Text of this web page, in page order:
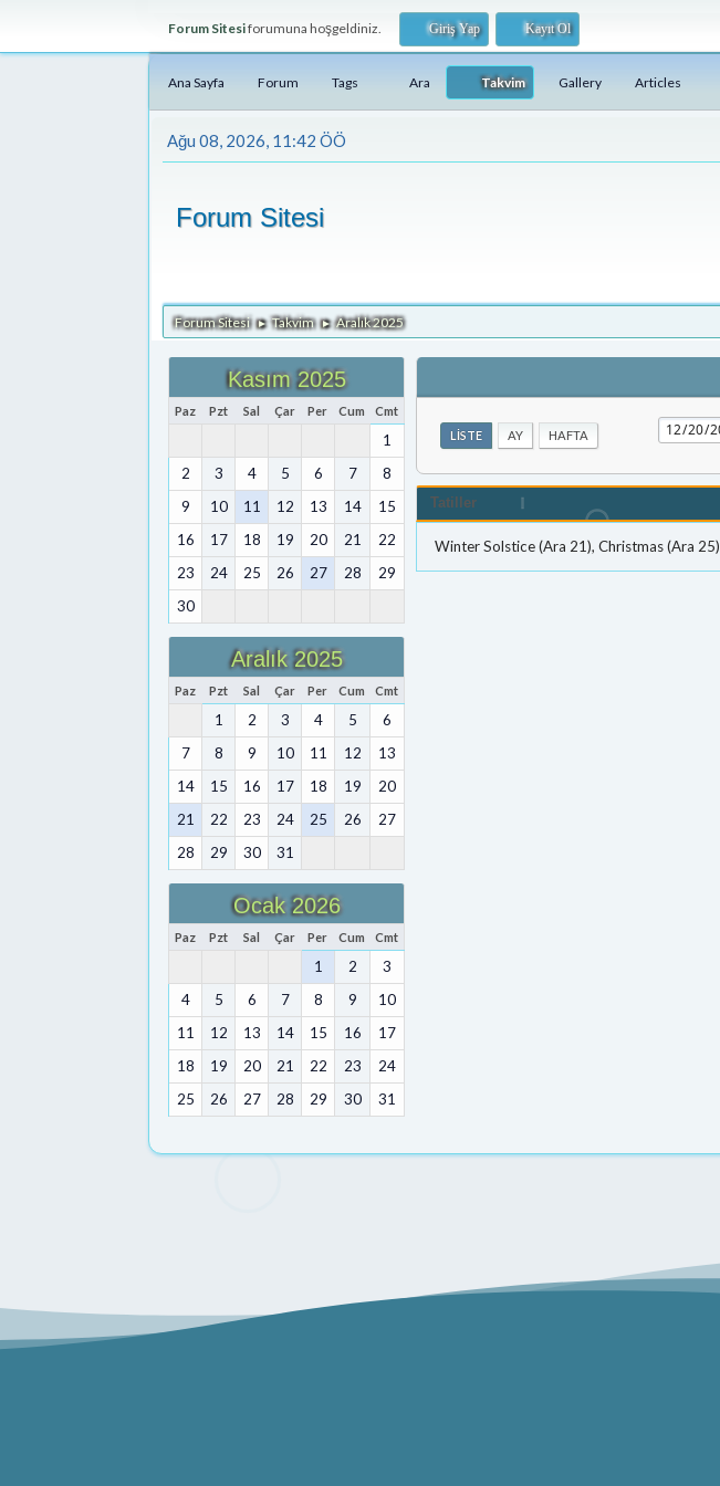
Forum Sitesiforumuna hoşgeldiniz. Giriş Yap Kayıt Ol
Ana Sayfa Forum Tags Ara Takvim Gallery Articles
Ağu 08, 2026, 11:42 ÖÖ
Forum Sitesi
Forum Sitesi ► Takvim ► Aralık 2025
Kasım 2025
Paz Pzt Sal Çar Per Cum Cmt
1
2
3 4 5 6 7
8
9
10 11 12 13 14
15
16
17 18 19 20 21
22
23
24 25 26 27 28
29
30
Aralık 2025
Paz Pzt Sal Çar Per Cum Cmt
1 2 3 4 5
6
7
8 9 10 11 12
13
14
15 16 17 18 19
20
21
22 23 24 25 26
27
28
29 30 31
Ocak 2026
Paz Pzt Sal Çar Per Cum Cmt
1 2
3
4
5 6 7 8 9
10
11
12 13 14 15 16
17
18
19 20 21 22 23
24
25
26 27 28 29 30 31
LISTE AY HAFTA
Tatiller
Winter Solstice (Ara 21), Christmas (Ara 25)